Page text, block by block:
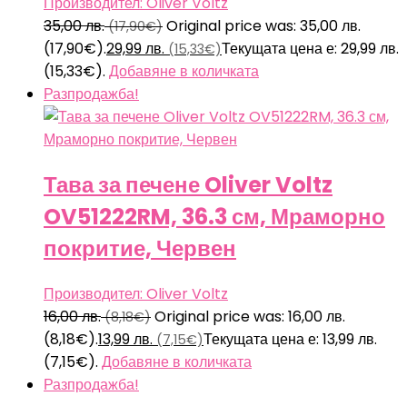
35,00лв.(17,90€) Original price was: 35,00 лв.
(17,90€).29,99лв. (15,33€)Текущата цена е: 29,99 лв.
(15,33€). Добавяне в количката
Разпродажба!
Тава за печене Oliver Voltz
OV51222RM, 36.3 см, Мраморно
покритие, Червен
Производител: Oliver Voltz
16,00лв.(8,18€) Original price was: 16,00 лв.
(8,18€).13,99лв. (7,15€)Текущата цена е: 13,99 лв.
(7,15€). Добавяне в количката
Разпродажба!